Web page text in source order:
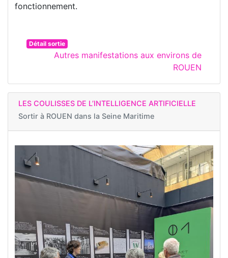
fonctionnement.
Détail sortie
Autres manifestations aux environs de
ROUEN
LES COULISSES DE L’INTELLIGENCE ARTIFICIELLE
Sortir à ROUEN dans la Seine Maritime